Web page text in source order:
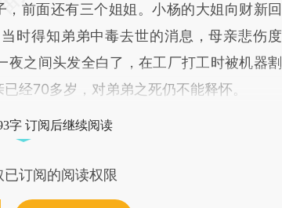
，前面还有三个姐姐。小杨的大姐向财新回
时得知弟弟中毒去世的消息，母亲悲伤度
夜之间头发全白了，在工厂打工时被机器割
经70多岁，对弟弟之死仍不能释怀。
字 订阅后继续阅读
订阅的阅读权限